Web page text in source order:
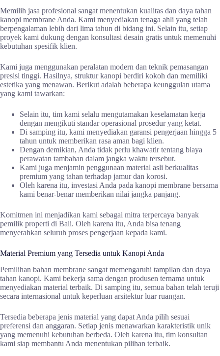
Memilih jasa profesional sangat menentukan kualitas dan daya tahan
kanopi membrane Anda. Kami menyediakan tenaga ahli yang telah
berpengalaman lebih dari lima tahun di bidang ini. Selain itu, setiap
proyek kami dukung dengan konsultasi desain gratis untuk memenuhi
kebutuhan spesifik klien.
Kami juga menggunakan peralatan modern dan teknik pemasangan
presisi tinggi. Hasilnya, struktur kanopi berdiri kokoh dan memiliki
estetika yang menawan. Berikut adalah beberapa keunggulan utama
yang kami tawarkan:
Selain itu, tim kami selalu mengutamakan keselamatan kerja
dengan mengikuti standar operasional prosedur yang ketat.
Di samping itu, kami menyediakan garansi pengerjaan hingga 5
tahun untuk memberikan rasa aman bagi klien.
Dengan demikian, Anda tidak perlu khawatir tentang biaya
perawatan tambahan dalam jangka waktu tersebut.
Kami juga menjamin penggunaan material asli berkualitas
premium yang tahan terhadap jamur dan korosi.
Oleh karena itu, investasi Anda pada kanopi membrane bersama
kami benar-benar memberikan nilai jangka panjang.
Komitmen ini menjadikan kami sebagai mitra terpercaya banyak
pemilik properti di Bali. Oleh karena itu, Anda bisa tenang
menyerahkan seluruh proses pengerjaan kepada kami.
Material Premium yang Tersedia untuk Kanopi Anda
Pemilihan bahan membrane sangat memengaruhi tampilan dan daya
tahan kanopi. Kami bekerja sama dengan produsen ternama untuk
menyediakan material terbaik. Di samping itu, semua bahan telah teruji
secara internasional untuk keperluan arsitektur luar ruangan.
Tersedia beberapa jenis material yang dapat Anda pilih sesuai
preferensi dan anggaran. Setiap jenis menawarkan karakteristik unik
yang memenuhi kebutuhan berbeda. Oleh karena itu, tim konsultan
kami siap membantu Anda menentukan pilihan terbaik.